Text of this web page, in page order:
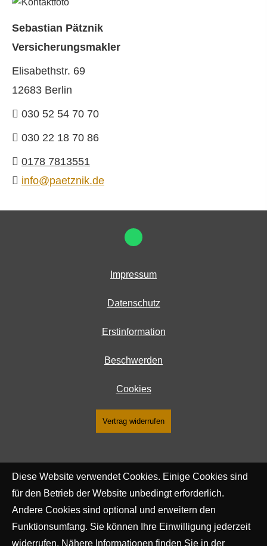
Sebastian Pätznik
Ver­sicherungs­makler
Elisabethstr. 69
12683 Berlin
030 52 54 70 70
030 22 18 70 86
0178 7813551
info@paetznik.de
Impressum
Datenschutz
Erstinformation
Beschwerden
Cookies
Vertrag widerrufen
Diese Website verwendet Cookies. Einige Cookies sind
für den Betrieb der Website unbedingt erforderlich.
Andere Cookies sind optional und erweitern den
Funktionsumfang. Sie können Ihre Einwilligung jederzeit
widerrufen. Nähere Informationen finden Sie in der